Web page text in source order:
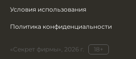
Условия использования
Политика конфиденциальности
«Секрет фирмы», 2026 г. 18+